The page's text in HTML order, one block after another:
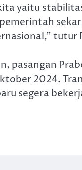
yaitu
tutur
pasangan
2024.
segera